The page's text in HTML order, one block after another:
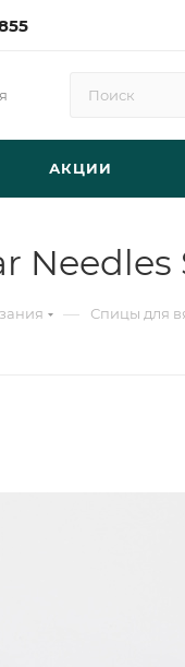
АКЦИИ
Needles
— Спицы для